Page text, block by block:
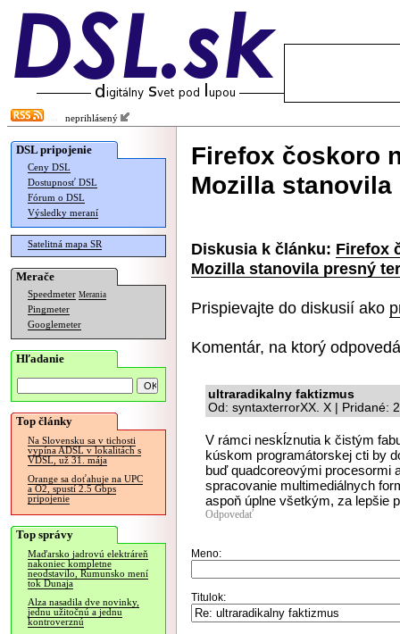
neprihlásený
DSL pripojenie
Ceny DSL
Dostupnosť DSL
Fórum o DSL
Výsledky meraní
Satelitná mapa SR
Merače
Speedmeter Merania
Pingmeter
Googlemeter
Hľadanie
Top články
Na Slovensku sa v tichosti
vypína ADSL v lokalitách s
VDSL, už 31. mája
Orange sa doťahuje na UPC
a O2, spustí 2.5 Gbps
pripojenie
Top správy
Maďarsko jadrovú elektráreň
nakoniec kompletne
neodstavilo, Rumunsko mení
tok Dunaja
Alza nasadila dve novinky,
jednu užitočnú a jednu
kontroverznú
Firefox čoskoro
Mozilla
Diskusia k článku: Firefox
Mozilla stanovila presný
Prispievajte do diskusií ako
Komentár, na ktorý
ultraradikalny faktizmus
Od: syntaxterrorXX. X | Pridané:
V rámci neskĺznutia k čistým
kúskom programátorskej cti by
buď quadcoreovými procesormi
spracovanie multimediálnych
aspoň úplne všetkým, za lepšie
Odpovedať
Meno:
Titulok: